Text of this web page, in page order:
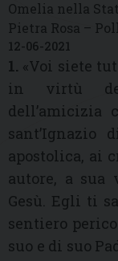
Omelia nella
Pietra Rosa –
12-06-2021
1. «Voi siete
in virtù
dell’amicizia
sant’Ignazio
apostolica, ai
autore, a sua
Gesù. Egli ti
sentiero
suo e di suo